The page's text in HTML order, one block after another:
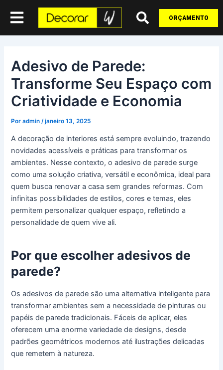
para
ORÇAMENTO
Adesivo de Parede:
Transforme Seu Espaço com
Criatividade e Economia
Poradmin/janeiro 13, 2025
A decoração de interiores está sempre evoluindo, trazendo
novidades acessíveis e práticas para transformar os
ambientes. Nesse contexto, o adesivo de parede surge
como uma solução criativa, versátil e econômica, ideal para
quem busca renovar a casa sem grandes reformas. Com
infinitas possibilidades de estilos, cores e temas, eles
permitem personalizar qualquer espaço, refletindo a
personalidade de quem vive ali.
Por que escolher adesivos de
parede?
Os adesivos de parede são uma alternativa inteligente para
transformar ambientes sem a necessidade de pinturas ou
papéis de parede tradicionais. Fáceis de aplicar, eles
oferecem uma enorme variedade de designs, desde
padrões geométricos modernos até ilustrações delicadas
que remetem à natureza.
navigation